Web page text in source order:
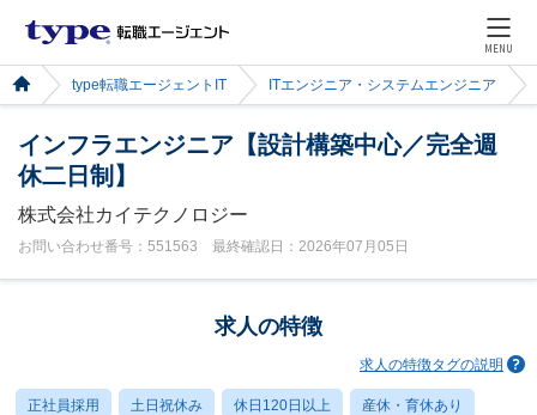
MENU
type転職エージェントIT ITエンジニア・システムエンジニア
インフラエンジニア【設計構築中心／完全週
休二日制】
株式会社カイテクノロジー
お問い合わせ番号：551563 最終確認日：2026年07月05日
求人の特徴
求人の特徴タグの説明
正社員採用 土日祝休み 休日120日以上 産休・育休あり